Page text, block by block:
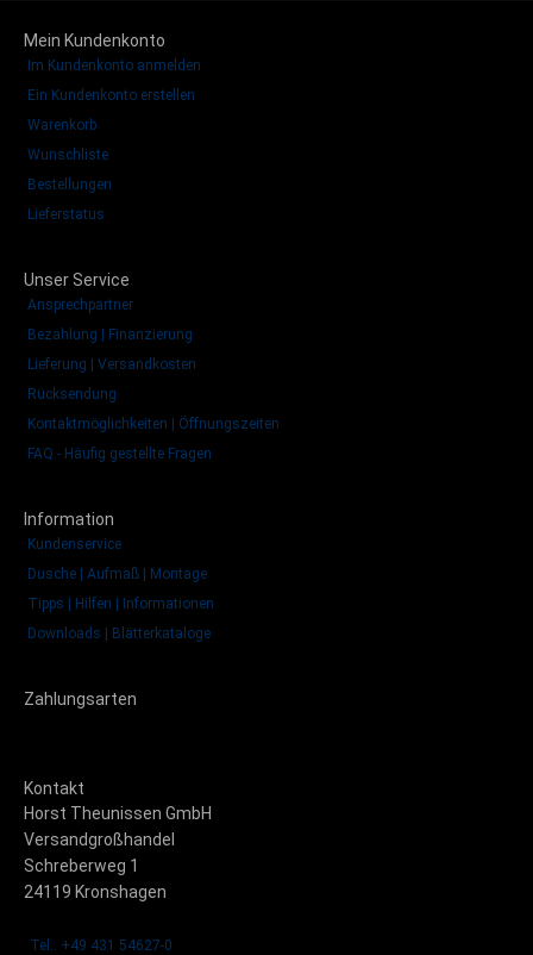
Mein Kundenkonto
Im Kundenkonto anmelden
Ein Kundenkonto erstellen
Warenkorb
Wunschliste
Bestellungen
Lieferstatus
Unser Service
Ansprechpartner
Bezahlung | Finanzierung
Lieferung | Versandkosten
Rücksendung
Kontaktmöglichkeiten | Öffnungszeiten
FAQ - Häufig gestellte Fragen
Information
Kundenservice
Dusche | Aufmaß | Montage
Tipps | Hilfen | Informationen
Downloads | Blätterkataloge
Zahlungsarten
Kontakt
Horst Theunissen GmbH
Versandgroßhandel
Schreberweg 1
24119 Kronshagen
Tel.: +49 431 54627-0